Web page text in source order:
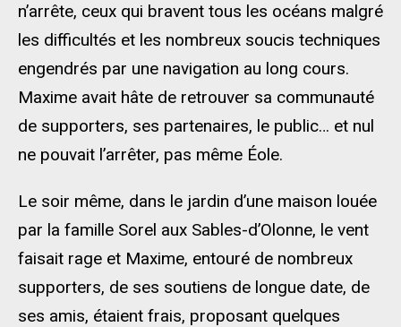
n’arrête, ceux qui bravent tous les océans malgré
les difficultés et les nombreux soucis techniques
engendrés par une navigation au long cours.
Maxime avait hâte de retrouver sa communauté
de supporters, ses partenaires, le public… et nul
ne pouvait l’arrêter, pas même Éole.
Le soir même, dans le jardin d’une maison louée
par la famille Sorel aux Sables-d’Olonne, le vent
faisait rage et Maxime, entouré de nombreux
supporters, de ses soutiens de longue date, de
ses amis, étaient frais, proposant quelques